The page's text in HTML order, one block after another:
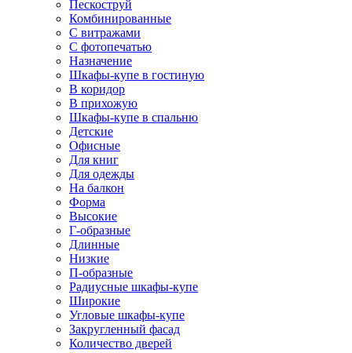
Пескоструй
Комбинированные
С витражами
С фотопечатью
Назначение
Шкафы-купе в гостиную
В коридор
В прихожую
Шкафы-купе в спальню
Детские
Офисные
Для книг
Для одежды
На балкон
Форма
Высокие
Г-образные
Длинные
Низкие
П-образные
Радиусные шкафы-купе
Широкие
Угловые шкафы-купе
Закругленный фасад
Количество дверей